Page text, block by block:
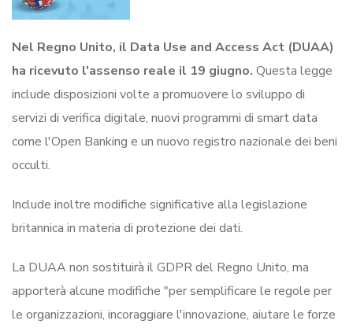
Nel Regno Unito, il Data Use and Access Act (DUAA)
ha ricevuto l'assenso reale il 19 giugno. Questa legge
include disposizioni volte a promuovere lo sviluppo di
servizi di verifica digitale, nuovi programmi di smart data
come l'Open Banking e un nuovo registro nazionale dei beni
occulti.
Include inoltre modifiche significative alla legislazione
britannica in materia di protezione dei dati.
La DUAA non sostituirà il GDPR del Regno Unito, ma
apporterà alcune modifiche "per semplificare le regole per
le organizzazioni, incoraggiare l'innovazione, aiutare le forze